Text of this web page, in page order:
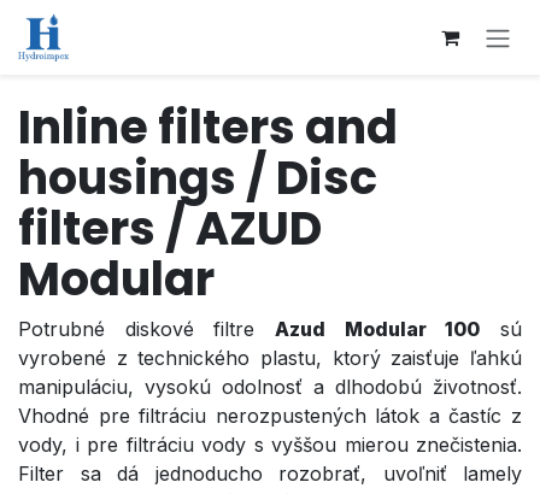
Přejít na obsah
Inline filters and
housings / Disc
filters / AZUD
Modular
Potrubné diskové filtre Azud Modular 100 sú
vyrobené z technického plastu, ktorý zaisťuje ľahkú
manipuláciu, vysokú odolnosť a dlhodobú životnosť.
Vhodné pre filtráciu nerozpustených látok a častíc z
vody, i pre filtráciu vody s vyššou mierou znečistenia.
Filter sa dá jednoducho rozobrať, uvoľniť lamely